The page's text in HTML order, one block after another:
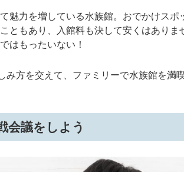
魅力を増している水族館。おでかけスポ
ともあり、入館料も決して安くはありま
はもったいない！
み方を交えて、ファミリーで水族館を満
会議をしよう